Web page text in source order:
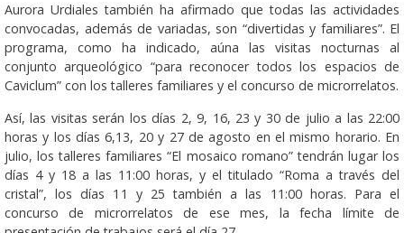
Aurora Urdiales también ha afirmado que todas las actividades
convocadas, además de variadas, son “divertidas y familiares”. El
programa, como ha indicado, aúna las visitas nocturnas al
conjunto arqueológico “para reconocer todos los espacios de
Caviclum” con los talleres familiares y el concurso de microrrelatos.
Así, las visitas serán los días 2, 9, 16, 23 y 30 de julio a las 22:00
horas y los días 6,13, 20 y 27 de agosto en el mismo horario. En
julio, los talleres familiares “El mosaico romano” tendrán lugar los
días 4 y 18 a las 11:00 horas, y el titulado “Roma a través del
cristal”, los días 11 y 25 también a las 11:00 horas. Para el
concurso de microrrelatos de ese mes, la fecha límite de